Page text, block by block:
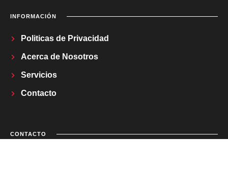
INFORMACIÓN
Politicas de Privacidad
Acerca de Nosotros
Servicios
Contacto
CONTACTO